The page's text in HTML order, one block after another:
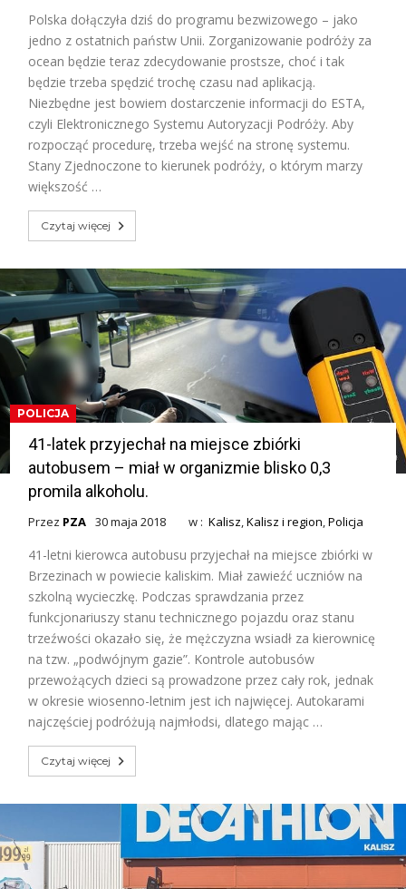
Polska dołączyła dziś do programu bezwizowego – jako
jedno z ostatnich państw Unii. Zorganizowanie podróży za
ocean będzie teraz zdecydowanie prostsze, choć i tak
będzie trzeba spędzić trochę czasu nad aplikacją.
Niezbędne jest bowiem dostarczenie informacji do ESTA,
czyli Elektronicznego Systemu Autoryzacji Podróży. Aby
rozpocząć procedurę, trzeba wejść na stronę systemu.
Stany Zjednoczone to kierunek podróży, o którym marzy
większość …
Czytaj więcej
POLICJA
41-latek przyjechał na miejsce zbiórki
autobusem – miał w organizmie blisko 0,3
promila alkoholu.
Przez PZA 30 maja 2018 w :Kalisz,Kalisz i region,Policja
41-letni kierowca autobusu przyjechał na miejsce zbiórki w
Brzezinach w powiecie kaliskim. Miał zawieźć uczniów na
szkolną wycieczkę. Podczas sprawdzania przez
funkcjonariuszy stanu technicznego pojazdu oraz stanu
trzeźwości okazało się, że mężczyzna wsiadł za kierownicę
na tzw. „podwójnym gazie”. Kontrole autobusów
przewożących dzieci są prowadzone przez cały rok, jednak
w okresie wiosenno-letnim jest ich najwięcej. Autokarami
najczęściej podróżują najmłodsi, dlatego mając …
Czytaj więcej